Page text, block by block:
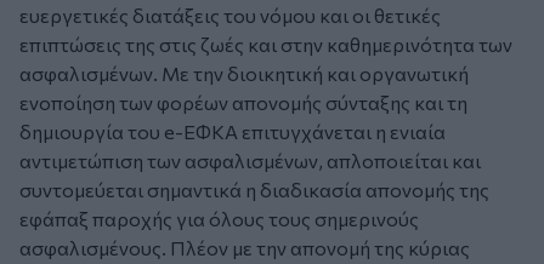
ευεργετικές διατάξεις του νόμου και οι θετικές
επιπτώσεις της στις ζωές και στην καθημερινότητα των
ασφαλισμένων. Με την διοικητική και οργανωτική
ενοποίηση των φορέων απονομής σύνταξης και τη
δημιουργία του e-ΕΦΚΑ επιτυγχάνεται η ενιαία
αντιμετώπιση των ασφαλισμένων, απλοποιείται και
συντομεύεται σημαντικά η διαδικασία απονομής της
εφάπαξ παροχής για όλους τους σημερινούς
ασφαλισμένους. Πλέον με την απονομή της κύριας